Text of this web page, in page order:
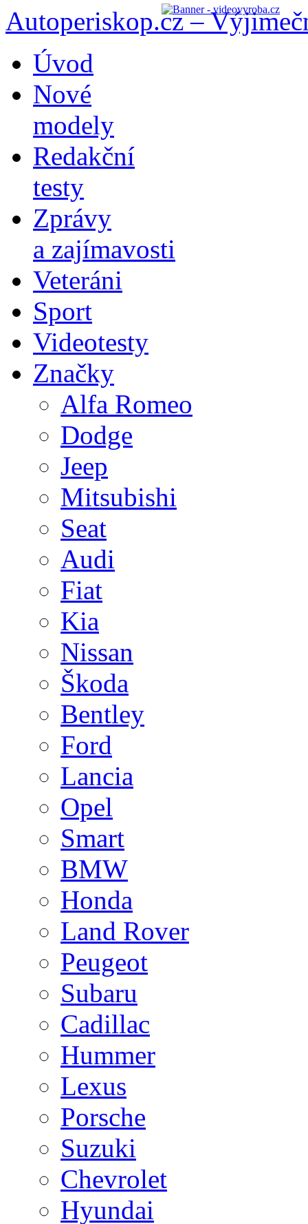
Autoperiskop.cz –
obsahu
webu
Úvod
Nové
modely
Redakční
testy
Zprávy
a zajímavosti
Veteráni
Sport
Videotesty
Značky
Alfa Romeo
Dodge
Jeep
Mitsubishi
Seat
Audi
Fiat
Kia
Nissan
Škoda
Bentley
Ford
Lancia
Opel
Smart
BMW
Honda
Land Rover
Peugeot
Subaru
Cadillac
Hummer
Lexus
Porsche
Suzuki
Chevrolet
Hyundai